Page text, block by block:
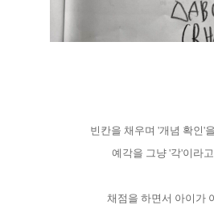
빈칸을 채우며 '개념 확인'
예각을 그냥 '각'이라
채점을 하면서 아이가